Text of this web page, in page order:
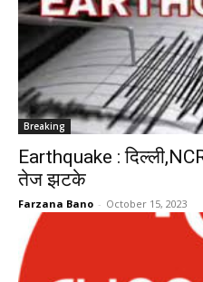
Breaking
Earthquake :
तेज झटके
Farzana Bano - October 15, 2023